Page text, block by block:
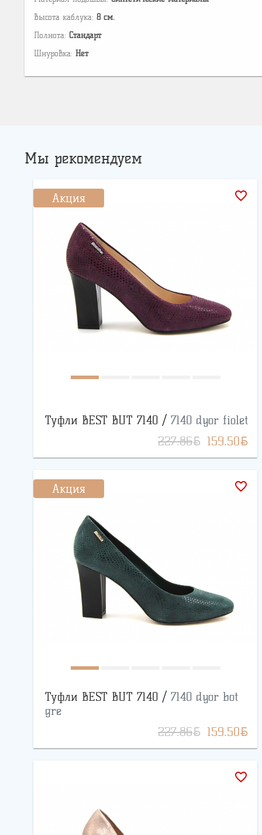
Высота каблука: 8 см.
Полнота: Стандарт
Шнуровка: Нет
Мы рекомендуем
Акция favorite_border
Туфли BEST BUT 7140 / 7140 dyor fiolet
227.86BYN 159.50BYN
Акция favorite_border
Туфли BEST BUT 7140 / 7140 dyor bot
gre
227.86BYN 159.50BYN
favorite_border